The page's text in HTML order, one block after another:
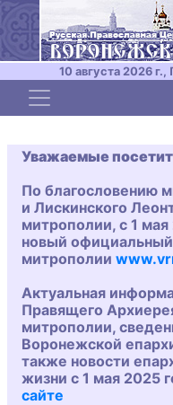
10 августа 2026
Toggle navigation
Уважаемые
По благословению
и Лискинского
митрополии, с 1
новый
митрополии
Актуальная
Правящего
митрополии,
Воронежской
также новости
жизни с 1 мая 2025
сайте